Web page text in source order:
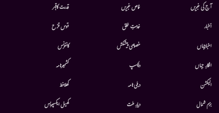
آج کی خبریں
أخبار
اخبارجہاں
افکارِ جہاں
الیکشن
بزم شمال
خاص خبریں
خدمتِ خلق
خصوصی پیشکش
دلچسپ
دہلی نامہ
دیارِ ملت
قدرت کاقہر
قوس قزح
کانفرنس
کشمیرنامہ
کھلاخط
کھیل ایکسپریس